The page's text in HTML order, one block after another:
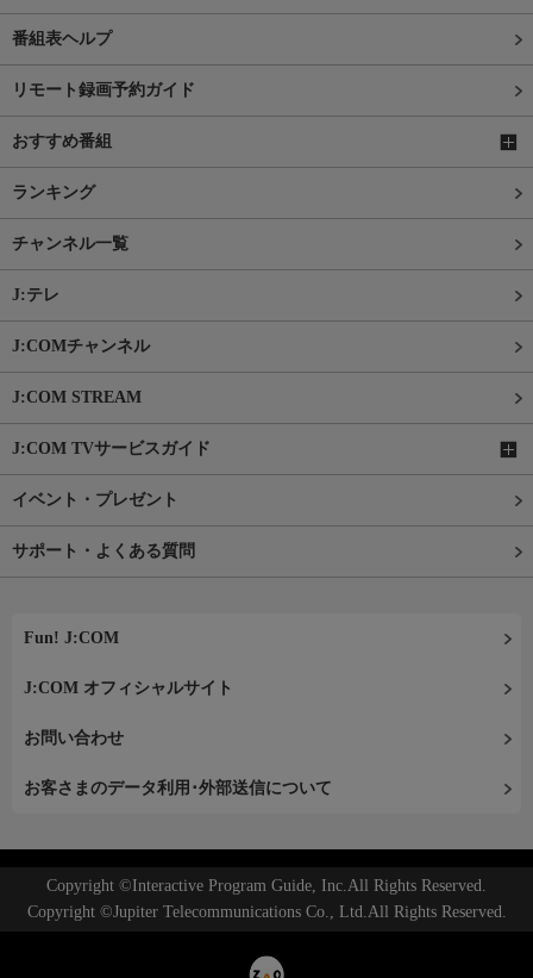
番組表ヘルプ
リモート録画予約ガイド
おすすめ番組
ランキング
チャンネル一覧
J:テレ
J:COMチャンネル
J:COM STREAM
J:COM TVサービスガイド
イベント・プレゼント
サポート・よくある質問
Fun! J:COM
J:COM オフィシャルサイト
お問い合わせ
お客さまのデータ利用･外部送信について
Copyright ©Interactive Program Guide, Inc.All Rights Reserved.
Copyright ©Jupiter Telecommunications Co., Ltd.All Rights Reserved.